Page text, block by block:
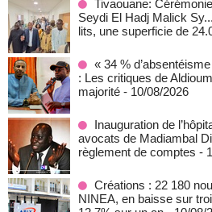
Tivaouane:
Seydi El Hadj Malick
lits, une superficie de
« 34 %
: Les critiques de
majorité - 10/08/2026
Inauguration de
avocats de Madiambal
règlement de comptes -
Créations : 22 180
NINEA, en baisse sur